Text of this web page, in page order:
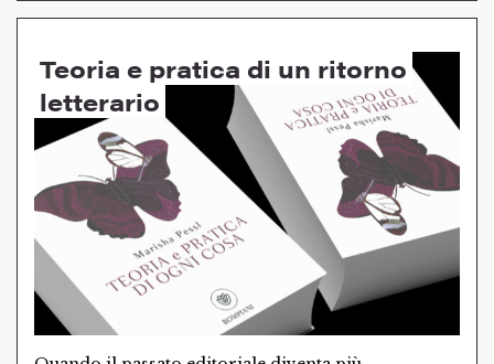
Teoria e pratica di un ritorno
letterario